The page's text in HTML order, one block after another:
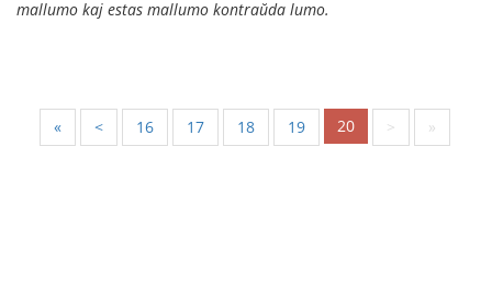
mallumo kaj estas mallumo kontraŭda lumo.
« < 16 17 18 19 20 > »